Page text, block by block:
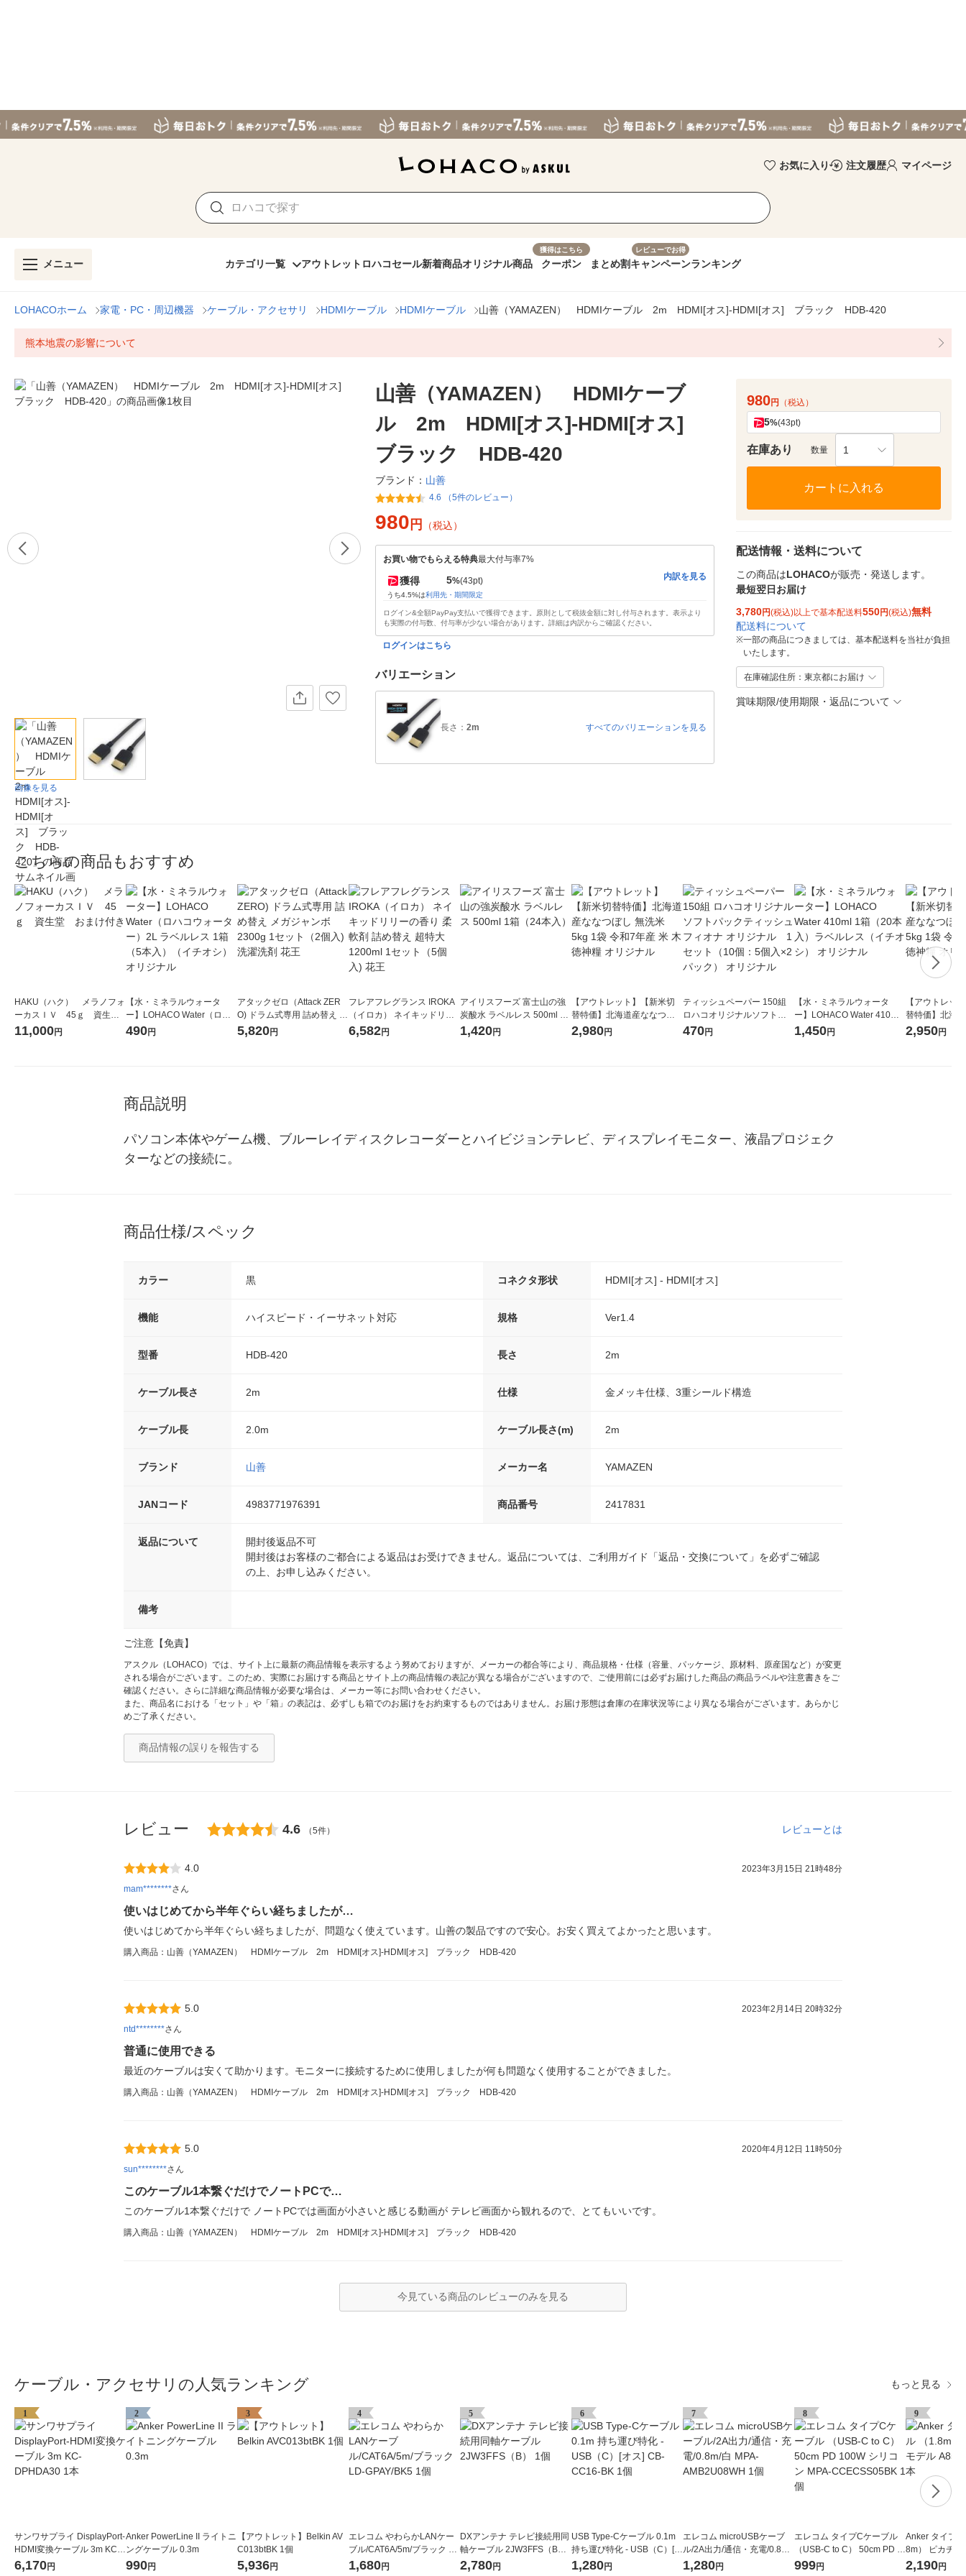
お気に入り 注文履歴 マイページ
メニュー カテゴリ一覧 アウトレット ロハコセール新着商品オリジナル商品
獲得はこちら
クーポン まとめ割
レビューでお得
キャンペーンランキング
LOHACOホーム 家電・PC・周辺機器 ケーブル・アクセサリ HDMIケーブル HDMIケーブル 山善（YAMAZEN） HDMIケーブル 2m HDMI[オス]-HDMI[オス] ブラック HDB-420
熊本地震の影響について
画像を見る
山善（YAMAZEN） HDMIケーブ
ル 2m HDMI[オス]-HDMI[オス]
ブラック HDB-420
ブランド： 山善
4.6 （5件のレビュー）
980 円 （税込）
お買い物でもらえる特典最大付与率7%
獲得 5%(43pt)
うち4.5%は利用先・期間限定
内訳を見る
ログイン&全額PayPay支払いで獲得できます。原則として税抜金額に対し付与されます。表示より
も実際の付与数、付与率が少ない場合があります。詳細は内訳からご確認ください。
ログインはこちら
バリエーション
長さ： 2m すべてのバリエーションを見る
980円 （税込）
5%(43pt)
在庫あり 数量 1
カートに入れる
配送情報・送料について
この商品はLOHACOが販売・発送します。
最短翌日お届け
3,780円(税込)以上で基本配送料550円(税込)無料
配送料について
※一部の商品につきましては、基本配送料を当社が負担
いたします。
在庫確認住所：東京都にお届け
賞味期限/使用期限・返品について
こちらの商品もおすすめ
HAKU（ハク） メラノフォ
ーカスＩＶ 45ｇ 資生
堂 おまけ付き
11,000円
【水・ミネラルウォータ
ー】LOHACO Water（ロハ
コウォーター）2L ラベルレ
490円
アタックゼロ（Attack ZER
O) ドラム式専用 詰め替え メ
ガジャンボ 2300g 1セット
5,820円
フレアフレグランス IROKA
（イロカ） ネイキッドリリ
ーの香り 柔軟剤 詰め替え 超
6,582円
アイリスフーズ 富士山の強
炭酸水 ラベルレス 500ml 1
箱（24本入）
1,420円
【アウトレット】【新米切
替特価】北海道産ななつぼ
し 無洗米 5kg 1袋 令和7年産
2,980円
ティッシュペーパー 150組
ロハコオリジナルソフトパ
ックティッシュ フィオナ オ
470円
【水・ミネラルウォータ
ー】LOHACO Water 410ml
1箱（20本入）ラベルレス
1,450円
【アウトレッ
替特価】北海
し 精白米 5kg
2,950円
商品説明
パソコン本体やゲーム機、ブルーレイディスクレコーダーとハイビジョンテレビ、ディスプレイモニター、液晶プロジェク
ターなどの接続に。
商品仕様/スペック
カラー 黒 コネクタ形状 HDMI[オス] - HDMI[オス]
機能 ハイスピード・イーサネット対応 規格 Ver1.4
型番 HDB-420 長さ 2m
ケーブル長さ 2m 仕様 金メッキ仕様、3重シールド構造
ケーブル長 2.0m ケーブル長さ(m) 2m
ブランド 山善 メーカー名 YAMAZEN
JANコード 4983771976391 商品番号 2417831
返品について
開封後返品不可
開封後はお客様のご都合による返品はお受けできません。返品については、ご利用ガイド「返品・交換について」を必ずご確認
の上、お申し込みください。
備考
ご注意【免責】
アスクル（LOHACO）では、サイト上に最新の商品情報を表示するよう努めておりますが、メーカーの都合等により、商品規格・仕様（容量、パッケージ、原材料、原産国など）が変更
される場合がございます。このため、実際にお届けする商品とサイト上の商品情報の表記が異なる場合がございますので、ご使用前には必ずお届けした商品の商品ラベルや注意書きをご
確認ください。さらに詳細な商品情報が必要な場合は、メーカー等にお問い合わせください。
また、商品名における「セット」や「箱」の表記は、必ずしも箱でのお届けをお約束するものではありません。お届け形態は倉庫の在庫状況等により異なる場合がございます。あらかじ
めご了承ください。
商品情報の誤りを報告する
レビュー 4.6 （5件） レビューとは
4.0
2023年3月15日 21時48分
mam********さん
使いはじめてから半年ぐらい経ちましたが…
使いはじめてから半年ぐらい経ちましたが、問題なく使えています。山善の製品ですので安心。お安く買えてよかったと思います。
購入商品：山善（YAMAZEN） HDMIケーブル 2m HDMI[オス]-HDMI[オス] ブラック HDB-420
5.0
2023年2月14日 20時32分
ntd********さん
普通に使用できる
最近のケーブルは安くて助かります。モニターに接続するために使用しましたが何も問題なく使用することができました。
購入商品：山善（YAMAZEN） HDMIケーブル 2m HDMI[オス]-HDMI[オス] ブラック HDB-420
5.0
2020年4月12日 11時50分
sun********さん
このケーブル1本繋ぐだけでノートPCで…
このケーブル1本繋ぐだけで ノートPCでは画面が小さいと感じる動画が テレビ画面から観れるので、とてもいいです。
購入商品：山善（YAMAZEN） HDMIケーブル 2m HDMI[オス]-HDMI[オス] ブラック HDB-420
今見ている商品のレビューのみを見る
ケーブル・アクセサリの人気ランキング もっと見る
1
サンワサプライ DisplayPort-
HDMI変換ケーブル 3m KC-
DPHDA30 1本
6,170円
2
Anker PowerLine II ライトニ
ングケーブル 0.3m
990円
3
【アウトレット】Belkin AV
C013btBK 1個
5,936円
4
エレコム やわらかLANケー
ブル/CAT6A/5m/ブラック LD
-GPAY/BK5 1個
1,680円
5
DXアンテナ テレビ接続用同
軸ケーブル 2JW3FFS（B）
1個
2,780円
6
USB Type-Cケーブル 0.1m
持ち運び特化 - USB（C）[オ
ス] CB-CC16-BK 1個
1,280円
7
エレコム microUSBケーブ
ル/2A出力/通信・充電/0.8m/
白 MPA-AMB2U08WH 1個
1,280円
8
エレコム タイプCケーブル
（USB-C to C） 50cm PD 1
00W シリコン MPA-CCECS
999円
9
Anker タイプC
8m） ピカチュ
53N71ー72 1本
2,190円